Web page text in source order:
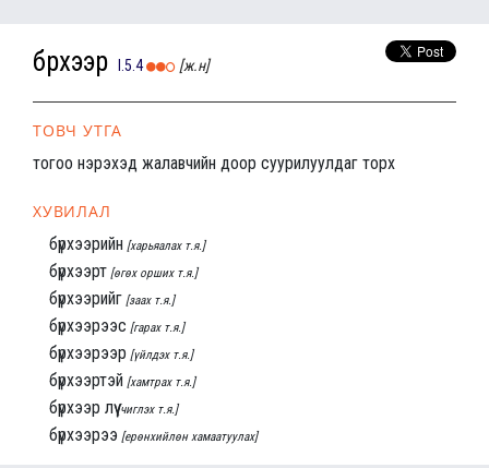
бүрхээр I.5.4 [ж.н]
ТОВЧ УТГА
тогоо нэрэхэд жалавчийн доор суурилуулдаг торх
ХУВИЛАЛ
бүрхээрийн [харьяалах т.я.]
бүрхээрт [өгөх орших т.я.]
бүрхээрийг [заах т.я.]
бүрхээрээс [гарах т.я.]
бүрхээрээр [үйлдэх т.я.]
бүрхээртэй [хамтрах т.я.]
бүрхээр лүү [чиглэх т.я.]
бүрхээрээ [ерөнхийлөн хамаатуулах]